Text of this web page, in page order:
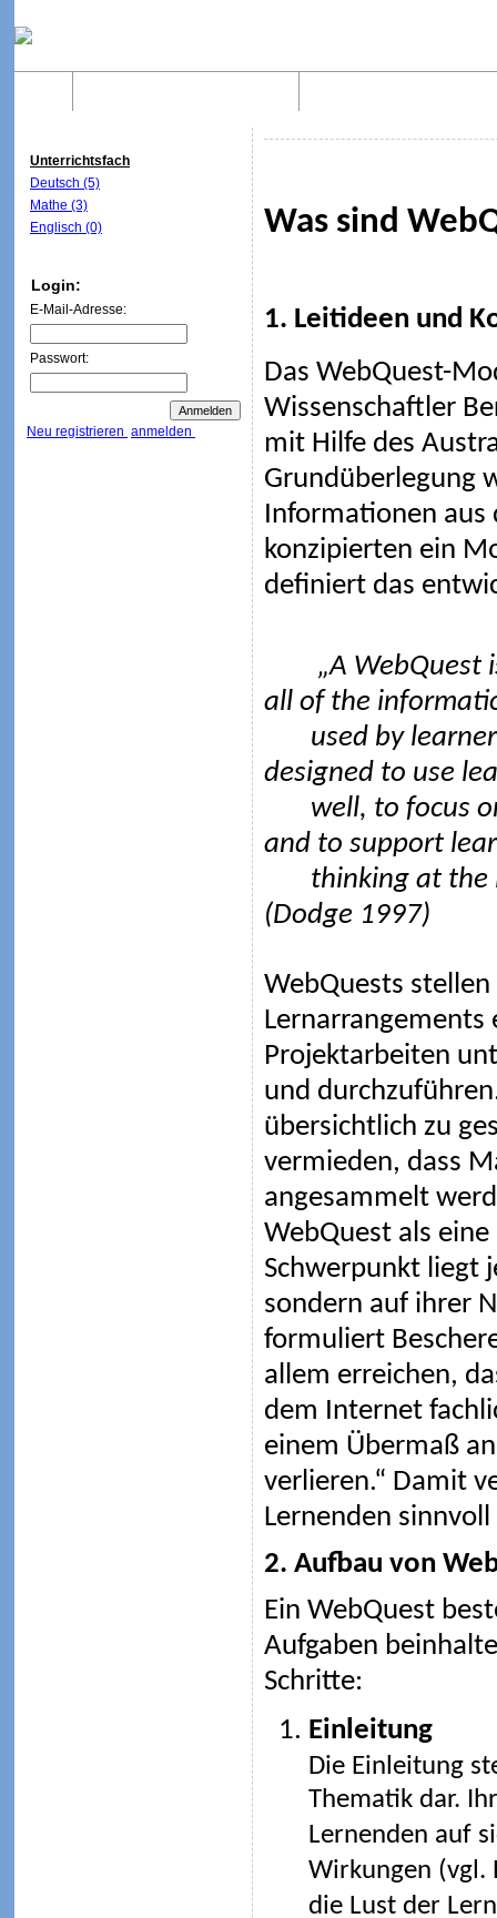
Unterrichtsfach
Deutsch (5)
Mathe (3)
Englisch (0)
Login:
E-Mail-Adresse:
Passwort:
Neu registrieren anmelden
Was sind
1. Leitideen und
Das WebQuest-
Wissenschaftler
mit Hilfe des
Grundüberlegung
Informationen aus
konzipierten ein
definiert das
„A WebQuest is
all of the
used by
designed to use
well, to focus
and to support
thinking at the
(Dodge 1997)
WebQuests
Projektarbeiten
und
übersichtlich zu
vermieden, dass
angesammelt
WebQuest als
Schwerpunkt liegt
sondern auf ihrer
formuliert
allem erreichen,
dem Internet
einem Übermaß
verlieren.“ Damit
Lernenden
2. Aufbau von
Ein WebQuest
Aufgaben
Schritte:
Einleitung
Die Einleitung
Thematik dar.
Lernenden auf
Wirkungen (vgl.
die Lust der